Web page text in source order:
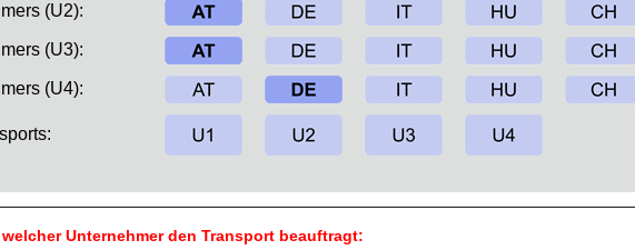
(U2):
(U3):
(U4):
Unternehmer den Transport beauftragt: